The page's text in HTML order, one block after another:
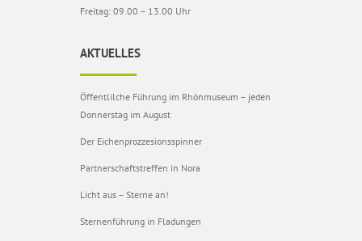
Freitag: 09.00 – 13.00 Uhr
AKTUELLES
Öffentlilche Führung im Rhönmuseum – jeden
Donnerstag im August
Der Eichenprozzesionsspinner
Partnerschaftstreffen in Nora
Licht aus – Sterne an!
Sternenführung in Fladungen